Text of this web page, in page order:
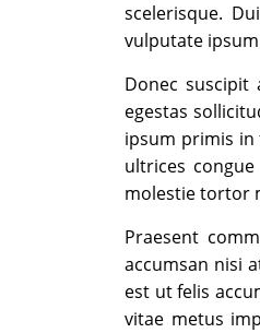
scelerisque.
vulputate
Donec
egestas
ipsum primis in
ultrices
molestie tortor
Praesent
accumsan nisi
est ut felis
vitae metus